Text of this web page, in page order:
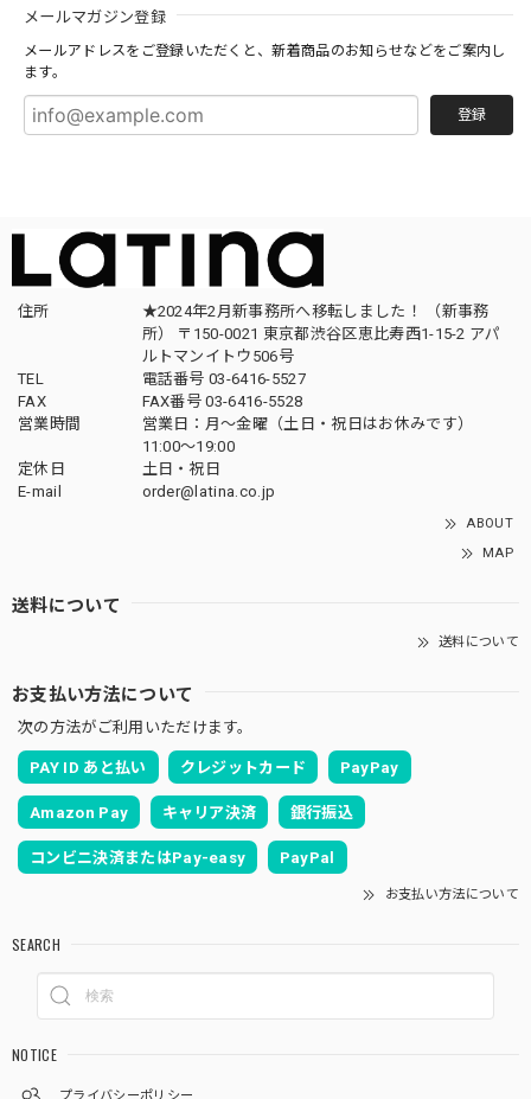
メールマガジン登録
メールアドレスをご登録いただくと、新着商品のお知らせなどをご案内し
ます。
登録
住所
★2024年2月新事務所へ移転しました！ （新事務
所） 〒150-0021 東京都渋谷区恵比寿西1-15-2 アパ
ルトマンイトウ506号
TEL
電話番号 03-6416-5527
FAX
FAX番号 03-6416-5528
営業時間
営業日：月〜金曜（土日・祝日はお休みです）
11:00〜19:00
定休日
土日・祝日
E-mail
order@latina.co.jp
ABOUT
MAP
送料について
送料について
お支払い方法について
次の方法がご利用いただけます。
PAY ID あと払い クレジットカード PayPay
Amazon Pay キャリア決済 銀行振込
コンビニ決済またはPay-easy PayPal
お支払い方法について
SEARCH
NOTICE
プライバシーポリシー